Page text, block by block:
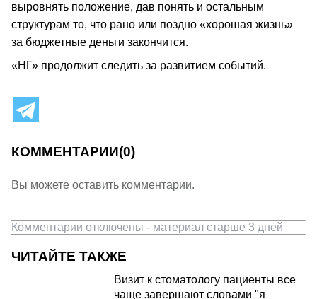
выровнять положение, дав понять и остальным
структурам то, что рано или поздно «хорошая жизнь»
за бюджетные деньги закончится.
«НГ» продолжит следить за развитием событий.
КОММЕНТАРИИ(0)
Вы можете оставить комментарии.
Комментарии отключены - материал старше 3 дней
ЧИТАЙТЕ ТАКЖЕ
Визит к стоматологу пациенты все
чаще завершают словами "я